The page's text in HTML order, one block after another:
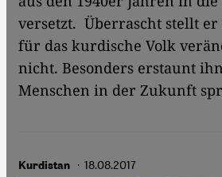
versetzt. Überrascht stellt er
für das kurdische Volk
nicht. Besonders erstaunt
Menschen in der Zukunft
Kurdistan · 18.08.2017